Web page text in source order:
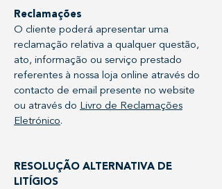
Reclamações
O cliente poderá apresentar uma
reclamação relativa a qualquer questão,
ato, informação ou serviço prestado
referentes à nossa loja online através do
contacto de email presente no website
ou através do Livro de Reclamações
Eletrónico.
RESOLUÇÃO ALTERNATIVA DE
LITÍGIOS